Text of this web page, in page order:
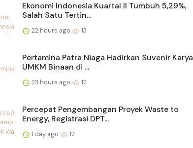
Ekonomi Indonesia Kuartal II Tumbuh 5,29%,
Salah Satu Tertin...
22 hours ago 13
Pertamina Patra Niaga Hadirkan Suvenir Karya
UMKM Binaan di ...
23 hours ago 12
Percepat Pengembangan Proyek Waste to
Energy, Registrasi DPT...
1 day ago 12